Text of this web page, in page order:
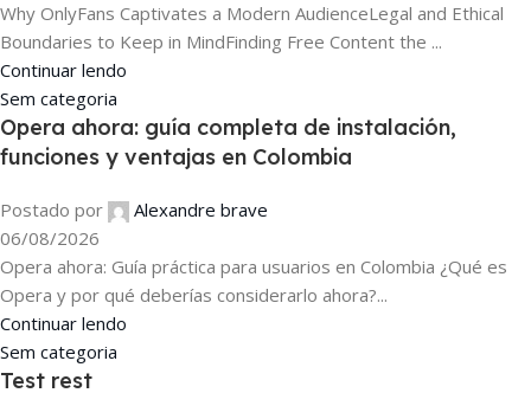
Why OnlyFans Captivates a Modern AudienceLegal and Ethical
Boundaries to Keep in MindFinding Free Content the ...
Continuar lendo
Sem categoria
Opera ahora: guía completa de instalación,
funciones y ventajas en Colombia
Postado por
Alexandre brave
06/08/2026
Opera ahora: Guía práctica para usuarios en Colombia ¿Qué es
Opera y por qué deberías considerarlo ahora?...
Continuar lendo
Sem categoria
Test rest